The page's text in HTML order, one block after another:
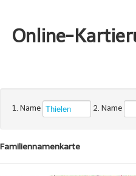
Online-
1. Name 2. Name
Familiennamenkarte